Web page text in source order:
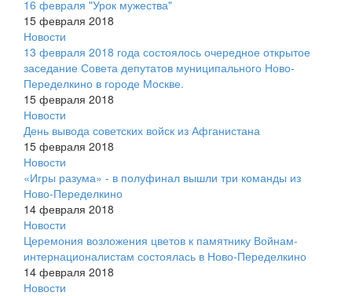
16 февраля "Урок мужества"
15 февраля 2018
Новости
13 февраля 2018 года состоялось очередное открытое
заседание Совета депутатов муниципального Ново-
Переделкино в городе Москве.
15 февраля 2018
Новости
День вывода советских войск из Афганистана
15 февраля 2018
Новости
«Игры разума» - в полуфинал вышли три команды из
Ново-Переделкино
14 февраля 2018
Новости
Церемония возложения цветов к памятнику Войнам-
интернационалистам состоялась в Ново-Переделкино
14 февраля 2018
Новости